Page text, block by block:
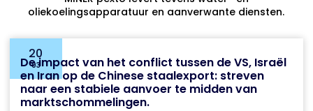
oliekoelingsapparatuur en aanverwante diensten.
20
03
De impact van het conflict tussen de VS, Israël
en Iran op de Chinese staalexport: streven
naar een stabiele aanvoer te midden van
marktschommelingen.